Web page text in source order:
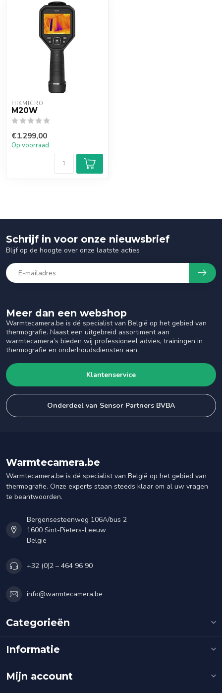
HIKMICRO
M20W
€1.299,00
Op voorraad
Meer dan een webshop
Warmtecamera.be is dé specialist van België op het gebied van
thermografie. Naast een uitgebreid assortiment aan
warmtecamera’s bieden wij professioneel advies, trainingen in
thermografie en onderhoudsdiensten aan.
Klantenservice
Onderdeel van Sensor Partners BVBA
Schrijf in voor onze nieuwsbrief
Blijf op de hoogte over onze laatste acties
Warmtecamera.be
Warmtecamera.be is dé specialist van België op het gebied van
thermografie. Onze experts staan steeds klaar om al uw vragen
te beantwoorden.
Bergensesteenweg 106A/bus 2
1600 Sint-Pieters-Leeuw
België
+32 (0)2 – 464 96 90
info@warmtecamera.be
Categorieën
Informatie
Mijn account